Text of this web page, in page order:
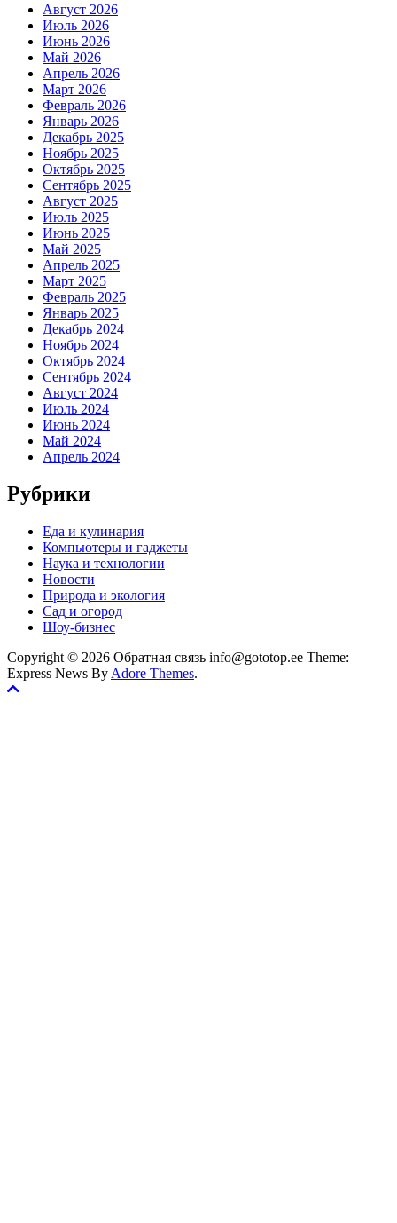
Август 2026
Июль 2026
Июнь 2026
Май 2026
Апрель 2026
Март 2026
Февраль 2026
Январь 2026
Декабрь 2025
Ноябрь 2025
Октябрь 2025
Сентябрь 2025
Август 2025
Июль 2025
Июнь 2025
Май 2025
Апрель 2025
Март 2025
Февраль 2025
Январь 2025
Декабрь 2024
Ноябрь 2024
Октябрь 2024
Сентябрь 2024
Август 2024
Июль 2024
Июнь 2024
Май 2024
Апрель 2024
Рубрики
Еда и кулинария
Компьютеры и гаджеты
Наука и технологии
Новости
Природа и экология
Сад и огород
Шоу-бизнес
Copyright © 2026 Обратная связь info@gototop.ee Theme:
Express News By Adore Themes.